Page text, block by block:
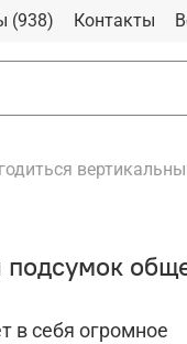
(938) Контакты
в себя огромное